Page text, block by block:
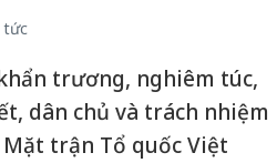
tức
trương, nghiêm túc,
dân chủ và trách nhiệm
trận Tổ quốc Việt